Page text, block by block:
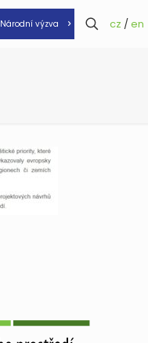
Národní výzva cz / en